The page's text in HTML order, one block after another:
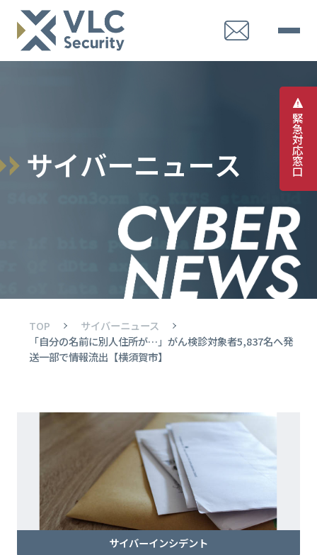
緊
急
対
応
窓
口
サイバーニュース
TOP
サイバーニュース
「自分の名前に別人住所が…」がん検診対象者5,837名へ発
送一部で情報流出【横須賀市】
サイバーインシデント